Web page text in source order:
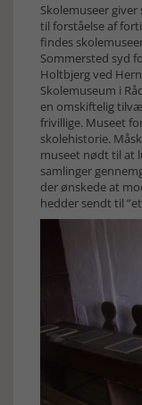
Skolemuseer
til forståelse af
findes
Sommersted syd
Holtbjerg ved
Skolemuseum i
en omskiftelig
frivillige. Museet
skolehistorie.
museet nødt til at
samlinger
der ønskede at
hedder sendt til